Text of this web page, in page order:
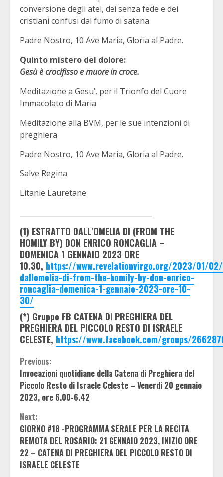
conversione degli atei, dei senza fede e dei
cristiani confusi dal fumo di satana
Padre Nostro, 10 Ave Maria, Gloria al Padre.
Quinto mistero del dolore:
Gesù è crocifisso e muore in croce.
Meditazione a Gesu’, per il Trionfo del Cuore
Immacolato di Maria
Meditazione alla BVM, per le sue intenzioni di
preghiera
Padre Nostro, 10 Ave Maria, Gloria al Padre.
Salve Regina
Litanie Lauretane
(1) ESTRATTO DALL’OMELIA DI (FROM THE
HOMILY BY) DON ENRICO RONCAGLIA –
DOMENICA 1 GENNAIO 2023 ORE
10.30, https://www.revelationvirgo.org/2023/01/
dallomelia-di-from-the-homily-by-don-enrico-
roncaglia-domenica-1-gennaio-2023-ore-10-
30/
(*) Gruppo FB CATENA DI PREGHIERA DEL
PREGHIERA DEL PICCOLO RESTO DI ISRAELE
CELESTE, https://www.facebook.com/groups/
Continue
Reading
Previous:
Invocazioni quotidiane della Catena di Preghiera del
Piccolo Resto di Israele Celeste – Venerdi 20 gennaio
2023, ore 6.00-6.42
Next:
GIORNO #18 -PROGRAMMA SERALE PER LA RECITA
REMOTA DEL ROSARIO: 21 GENNAIO 2023, INIZIO ORE
22 – CATENA DI PREGHIERA DEL PICCOLO RESTO DI
ISRAELE CELESTE